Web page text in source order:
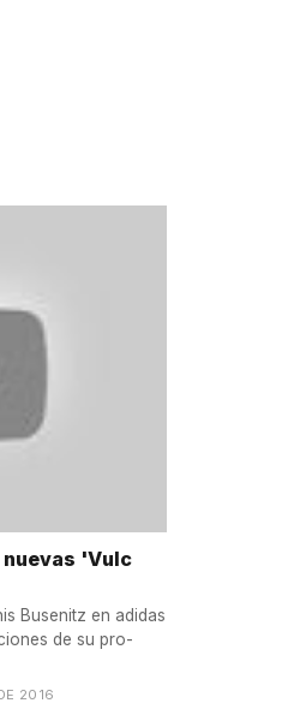
'Vulc
Busenitz en adidas
de su pro-
2016